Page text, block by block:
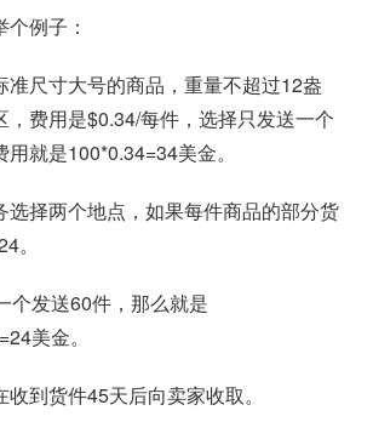
例子：
准尺寸大号的商品，重量不超过12盎
，费用是$0.34/每件，选择只发送一个
就是100*0.34=34美金。
选择两个地点，如果每件商品的部分货
。
个发送60件，那么就是
美金。
到货件45天后向卖家收取。